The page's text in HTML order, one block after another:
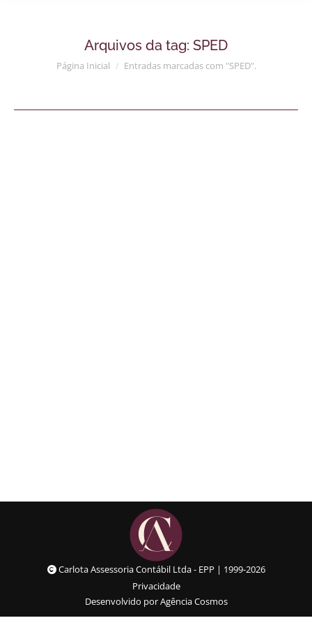
Arquivos da tag: SPED
Você está aqui:
Página Inicial Entradas marcadas com "SPED".
Carlota Assessoria Contábil Ltda - EPP | 1999-2026
Privacidade
Desenvolvido por Agência Cosmos